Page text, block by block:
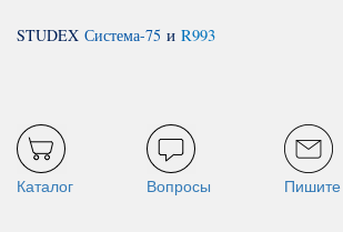
STUDEX Система-75 и R993
Каталог Вопросы Пишите